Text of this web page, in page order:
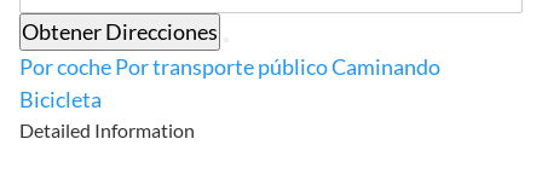
Obtener Direcciones
Por cochePor transporte públicoCaminando
Bicicleta
Detailed Information